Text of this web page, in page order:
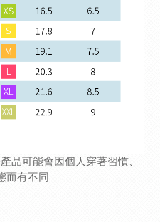
品可能會因個人穿著習慣、
而有不同